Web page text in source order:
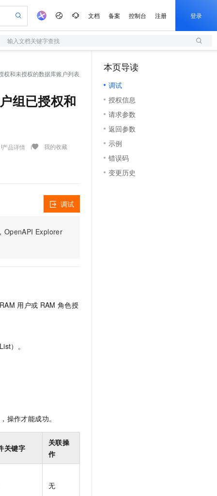
文档 备案 控制台 注册 登录
输入文档关键字查找
权和未授权的数据库账户列表
组已授权和
产品详情 我的收藏
OpenAPI Explorer
调试
RAM 用户或 RAM 角色授
）。
操作才能成功。
关键字
关联操
作
无
本页导读
调试
授权信息
请求参数
返回参数
示例
错误码
变更历史
大模型服务与应用开发平台
1.1-T2V
语音识别与合成
Qwen3-TTS-Flash
创作平台
一步搞定创意建站
能体编程平台
界网络安全防护产品
轻量应用服务器
数字证书管理服务（原SSL证书）
实现全站HTTPS，呈现可信的WEB访问
短信服务
大数据开发治理平台 DataWorks
可编辑精美 PPT 文稿
鲁游戏服务器 HOT
通过阿里云百炼高效搭建AI应用,助力高效开发
Agency Agents：拥有专属领域专家
HappyHorse 打造一站式影视创作平台
漫剧工坊：一站式动画创作平台
快速生产连贯的高质量长漫剧
10 分钟搭建微信、支付宝小程序
高效部署网站，快速应用到小程序
成，高效打造优质广告素材
创作，剧本、分镜、视频高效生成
键激活高效办公新体验
AI 活动
AI 生产力先锋
先锋实践拓展 AI 生产力的边界
飞天发布时刻
所见，即是所愿
AI 实训营
从基础到进阶，Agent 创客手把手教你
创新加速
阿里云 OPC 创新助力计划
Token 补贴，五大权
益加速 OPC 成功
专业服务
公司注册
上云迁移
代维服务
计划
品伙伴计划（繁花）
服务伙伴合作计划
Al MaaS 服务伙伴赋能合作
伙伴信用分合作计划
更多支持
合作伙伴培训与认证
查询合作伙伴
登录合作伙伴管理后台
开发者社区
镜像站
我要反馈
我要建议
会
加入我们
校园招聘